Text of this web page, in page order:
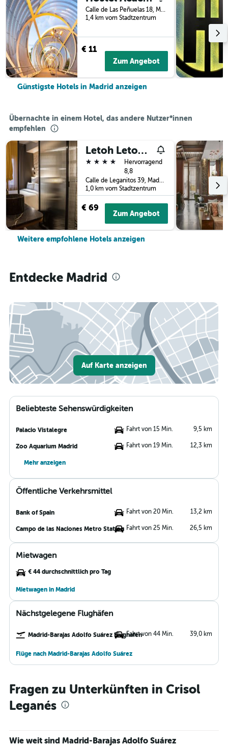
Calle de Las Peñuelas 18, Madrid, Spanien
1,4 km vom Stadtzentrum
€ 11
Zum Angebot
Günstigste Hotels in Madrid anzeigen
Übernachte in einem Hotel, das andere Nutzer*innen
empfehlen
Letoh Letoh Gran Vía
4 Sterne
Hervorragend
8,8
Calle de Leganitos 39, Madrid, Spanien
1,0 km vom Stadtzentrum
€ 69
Zum Angebot
Weitere empfohlene Hotels anzeigen
Entdecke Madrid
Auf Karte anzeigen
Beliebteste Sehenswürdigkeiten
Palacio Vistalegre Fahrt von 15 Min. 9,5 km
Zoo Aquarium Madrid Fahrt von 19 Min. 12,3 km
Mehr anzeigen
Öffentliche Verkehrsmittel
Bank of Spain Fahrt von 20 Min. 13,2 km
Campo de las Naciones Metro Station Fahrt von 25 Min. 26,5 km
Mietwagen
€ 44 durchschnittlich pro Tag
Mietwagen in Madrid
Nächstgelegene Flughäfen
Madrid-Barajas Adolfo Suárez FlughafenFahrt von 44 Min. 39,0 km
Flüge nach Madrid-Barajas Adolfo Suárez
Fragen zu Unterkünften in Crisol
Leganés
Wie weit sind Madrid-Barajas Adolfo Suárez